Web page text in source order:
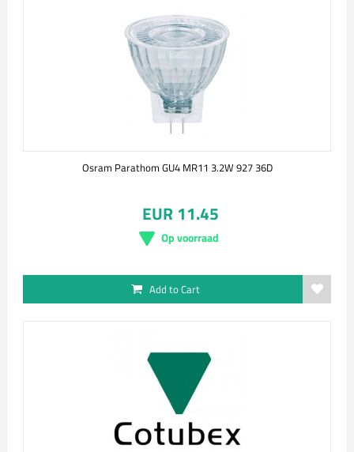
Osram Parathom GU4 MR11 3.2W 927 36D
EUR 11.45
Op voorraad
Add to Cart